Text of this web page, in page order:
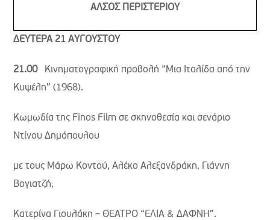
ΑΛΣΟΣ ΠΕΡΙΣΤΕΡΙΟΥ
ΔΕΥΤΕΡΑ 21 ΑΥΓΟΥΣΤΟΥ
21.00 Κινηματογραφική προβολή “Mια Ιταλίδα από την
Κυψέλη” (1968).
Κωμωδία της Finos Film σε σκηνοθεσία και σενάριο
Ντίνου Δημόπουλου
με τους Μάρω Κοντού, Αλέκο Αλεξανδράκη, Γιάννη
Βογιατζή,
Κατερίνα Γιουλάκη – ΘΕΑΤΡΟ “ΕΛΙΑ & ΔΑΦΝΗ”.